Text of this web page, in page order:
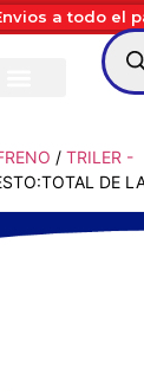
a todo el
/ TRILER -
DE